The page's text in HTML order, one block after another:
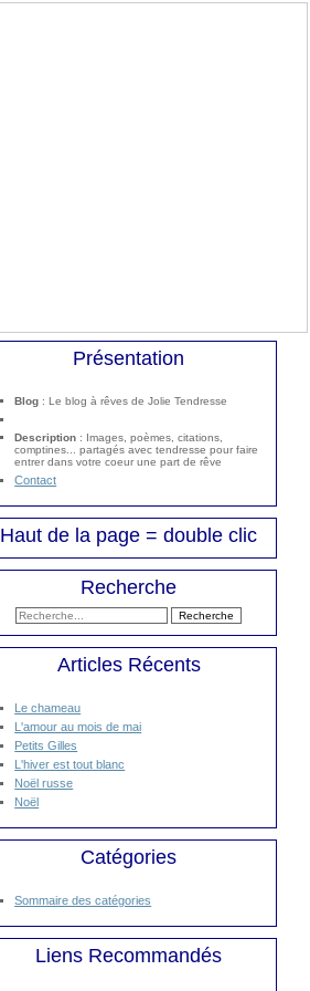
Présentation
Blog : Le blog à rêves de Jolie Tendresse
Description : Images, poèmes, citations,
comptines... partagés avec tendresse pour faire
entrer dans votre coeur une part de rêve
Contact
Haut de la page = double clic
Recherche
Articles Récents
Le chameau
L'amour au mois de mai
Petits Gilles
L'hiver est tout blanc
Noël russe
Noël
Catégories
Sommaire des catégories
Liens Recommandés